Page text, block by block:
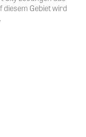
diesem Gebiet wird